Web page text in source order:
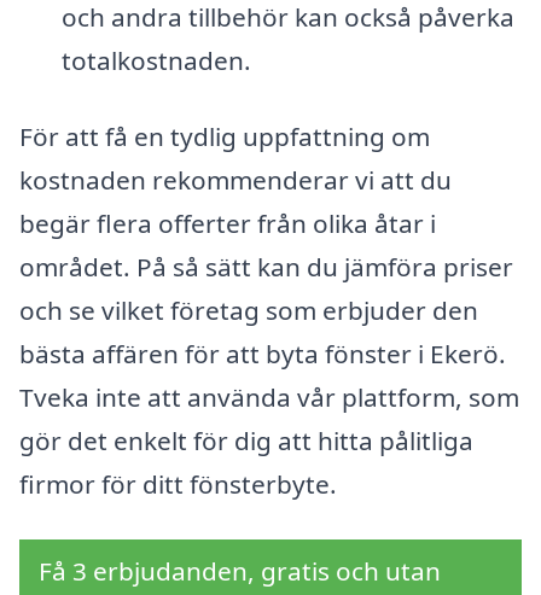
och andra tillbehör kan också påverka
totalkostnaden.
För att få en tydlig uppfattning om
kostnaden rekommenderar vi att du
begär flera offerter från olika åtar i
området. På så sätt kan du jämföra priser
och se vilket företag som erbjuder den
bästa affären för att byta fönster i Ekerö.
Tveka inte att använda vår plattform, som
gör det enkelt för dig att hitta pålitliga
firmor för ditt fönsterbyte.
Få 3 erbjudanden, gratis och utan